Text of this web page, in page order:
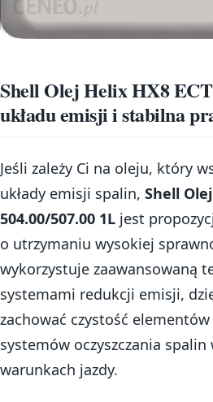
Shell Olej Helix HX8 ECT
układu emisji i stabilna
Jeśli zależy Ci na oleju, który
układy emisji spalin, Shell
504.00/507.00 1L jest
o utrzymaniu wysokiej
wykorzystuje zaawansowaną
systemami redukcji emisji,
zachować czystość
systemów oczyszczania spalin
warunkach jazdy.